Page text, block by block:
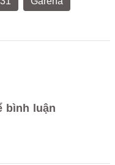
bình luận